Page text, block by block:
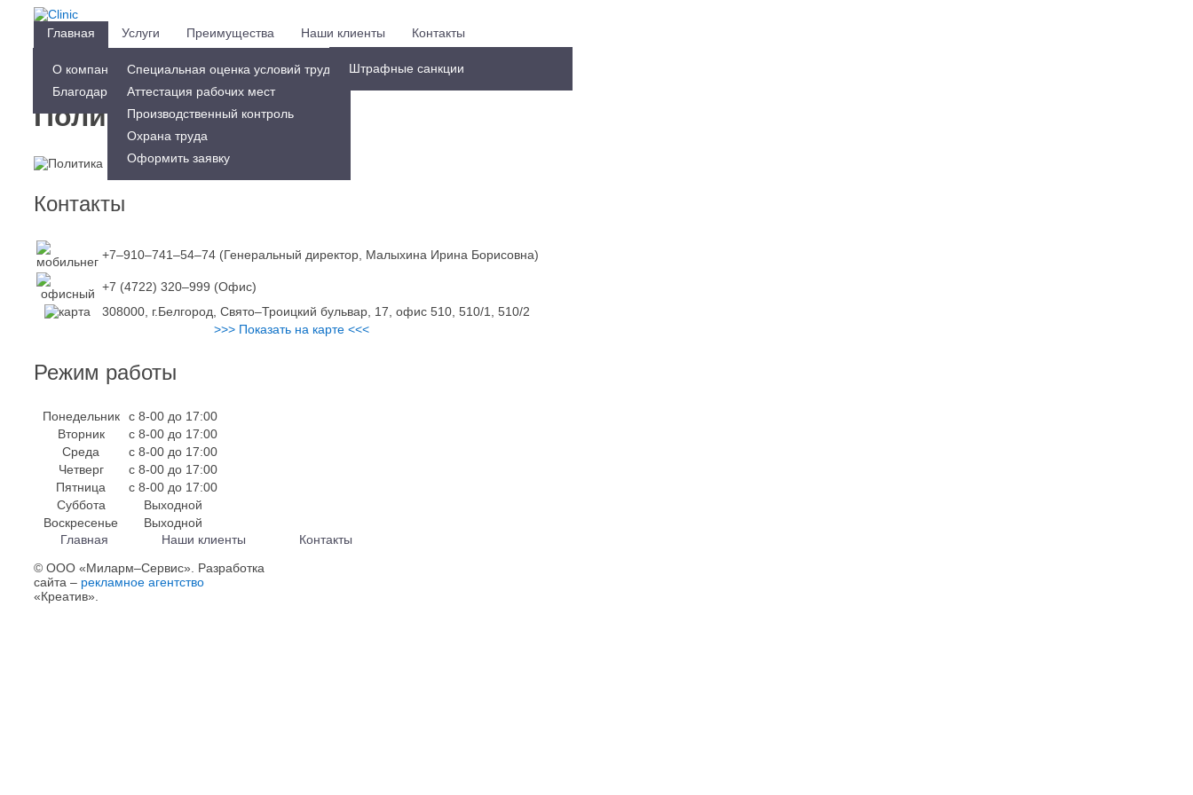
Главная
О компании
Благодарственные письма
Услуги
Cпециальная оценка условий труда
Штрафные санкции
Аттестация рабочих мест
Производственный контроль
Охрана труда
Оформить заявку
Преимущества Наши клиенты Контакты
+7-910-741-54-74
Малыхина Ирина Борисовна
Оформить заявку
Политика Миларма
Контакты
+7–910–741–54–74 (Генеральный директор, Малыхина Ирина Борисовна)
+7 (4722) 320–999 (Офис)
308000, г.Белгород, Свято–Троицкий бульвар, 17, офис 510, 510/1, 510/2
>>> Показать на карте <<<
Режим работы
Понедельник
с 8-00 до 17:00
Вторник
с 8-00 до 17:00
Среда
с 8-00 до 17:00
Четверг
с 8-00 до 17:00
Пятница
с 8-00 до 17:00
Суббота
Выходной
Воскресенье
Выходной
Главная
Наши клиенты
Контакты
© ООО «Миларм–Сервис». Разработка
сайта – рекламное агентство
«Креатив».